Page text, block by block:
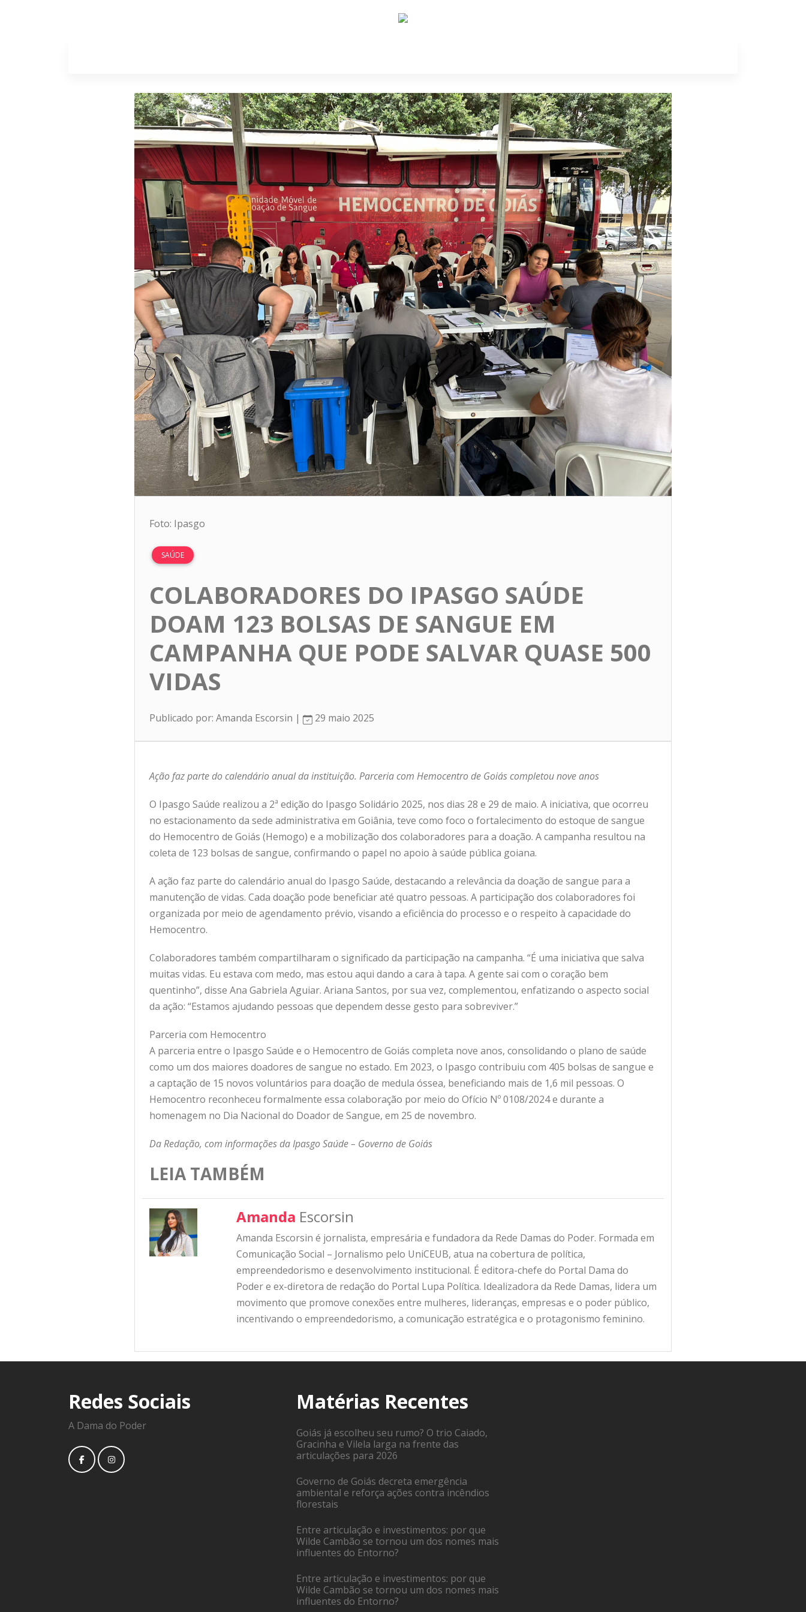
Foto: Ipasgo
SAÚDE
COLABORADORES DO IPASGO SAÚDE
DOAM 123 BOLSAS DE SANGUE EM
CAMPANHA QUE PODE SALVAR QUASE 500
VIDAS
Publicado por: Amanda Escorsin | 29 maio 2025
Ação faz parte do calendário anual da instituição. Parceria com Hemocentro de Goiás completou nove anos
O Ipasgo Saúde realizou a 2ª edição do Ipasgo Solidário 2025, nos dias 28 e 29 de maio. A iniciativa, que ocorreu
no estacionamento da sede administrativa em Goiânia, teve como foco o fortalecimento do estoque de sangue
do Hemocentro de Goiás (Hemogo) e a mobilização dos colaboradores para a doação. A campanha resultou na
coleta de 123 bolsas de sangue, confirmando o papel no apoio à saúde pública goiana.
A ação faz parte do calendário anual do Ipasgo Saúde, destacando a relevância da doação de sangue para a
manutenção de vidas. Cada doação pode beneficiar até quatro pessoas. A participação dos colaboradores foi
organizada por meio de agendamento prévio, visando a eficiência do processo e o respeito à capacidade do
Hemocentro.
Colaboradores também compartilharam o significado da participação na campanha. “É uma iniciativa que salva
muitas vidas. Eu estava com medo, mas estou aqui dando a cara à tapa. A gente sai com o coração bem
quentinho”, disse Ana Gabriela Aguiar. Ariana Santos, por sua vez, complementou, enfatizando o aspecto social
da ação: “Estamos ajudando pessoas que dependem desse gesto para sobreviver.”
Parceria com Hemocentro
A parceria entre o Ipasgo Saúde e o Hemocentro de Goiás completa nove anos, consolidando o plano de saúde
como um dos maiores doadores de sangue no estado. Em 2023, o Ipasgo contribuiu com 405 bolsas de sangue e
a captação de 15 novos voluntários para doação de medula óssea, beneficiando mais de 1,6 mil pessoas. O
Hemocentro reconheceu formalmente essa colaboração por meio do Ofício Nº 0108/2024 e durante a
homenagem no Dia Nacional do Doador de Sangue, em 25 de novembro.
Da Redação, com informações da Ipasgo Saúde – Governo de Goiás
LEIA TAMBÉM
Amanda Escorsin
Amanda Escorsin é jornalista, empresária e fundadora da Rede Damas do Poder. Formada em
Comunicação Social – Jornalismo pelo UniCEUB, atua na cobertura de política,
empreendedorismo e desenvolvimento institucional. É editora-chefe do Portal Dama do
Poder e ex-diretora de redação do Portal Lupa Política. Idealizadora da Rede Damas, lidera um
movimento que promove conexões entre mulheres, lideranças, empresas e o poder público,
incentivando o empreendedorismo, a comunicação estratégica e o protagonismo feminino.
Redes Sociais
A Dama do Poder
Matérias Recentes
Goiás já escolheu seu rumo? O trio Caiado,
Gracinha e Vilela larga na frente das
articulações para 2026
Governo de Goiás decreta emergência
ambiental e reforça ações contra incêndios
florestais
Entre articulação e investimentos: por que
Wilde Cambão se tornou um dos nomes mais
influentes do Entorno?
Entre articulação e investimentos: por que
Wilde Cambão se tornou um dos nomes mais
influentes do Entorno?